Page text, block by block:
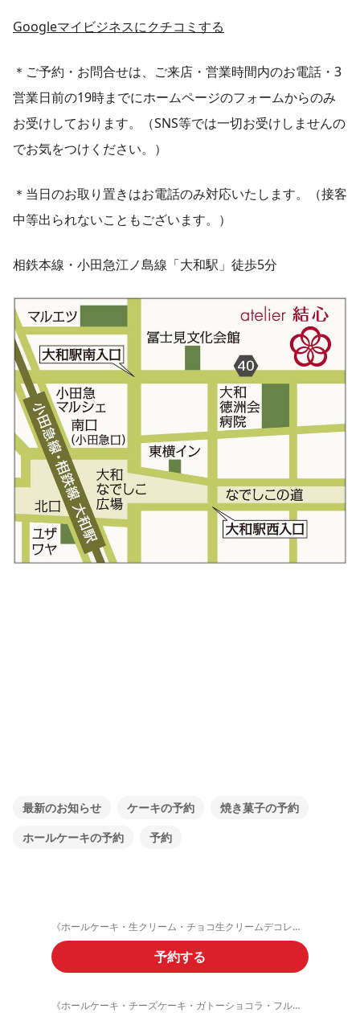
Googleマイビジネスにクチコミする
＊ご予約・お問合せは、ご来店・営業時間内のお電話・3
営業日前の19時までにホームページのフォームからのみ
お受けしております。（SNS等では一切お受けしませんの
でお気をつけください。）
＊当日のお取り置きはお電話のみ対応いたします。（接客
中等出られないこともございます。）
相鉄本線・小田急江ノ島線「大和駅」徒歩5分
最新のお知らせ ケーキの予約
焼き菓子の予約
ホールケーキの予約
予約
《ホールケーキ・生クリーム・チョコ生クリームデコレーション》ご予約フォーム
予約する
《ホールケーキ・チーズケーキ・ガトーショコラ・フルーツタルト》ご予約